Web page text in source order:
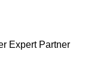
Expert Partner